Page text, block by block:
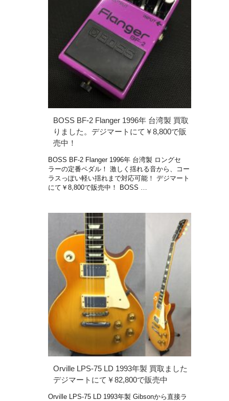
BOSS BF-2 Flanger 1996年 台湾製 買取
りました。デジマートにて￥8,800で販
売中！
BOSS BF-2 Flanger 1996年 台湾製 ロングセ
ラーの定番ペダル！ 激しく揺れる音から、コー
ラスっぽい軽い揺れまで対応可能！ デジマート
にて￥8,800で販売中！ BOSS …
Orville LPS-75 LD 1993年製 買取ました
デジマートにて￥82,800で販売中
Orville LPS-75 LD 1993年製 Gibsonから直接ラ